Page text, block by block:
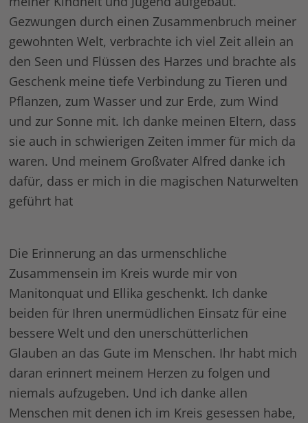
Gezwungen durch einen Zusammenbruch meiner
gewohnten Welt, verbrachte ich viel Zeit allein an
den Seen und Flüssen des Harzes und brachte als
Geschenk meine tiefe Verbindung zu Tieren und
Pflanzen, zum Wasser und zur Erde, zum Wind
und zur Sonne mit. Ich danke meinen Eltern, dass
sie auch in schwierigen Zeiten immer für mich da
waren. Und meinem Großvater Alfred danke ich
dafür, dass er mich in die magischen Naturwelten
geführt hat
Die Erinnerung an das urmenschliche
Zusammensein im Kreis wurde mir von
Manitonquat und Ellika geschenkt. Ich danke
beiden für Ihren unermüdlichen Einsatz für eine
bessere Welt und den unerschütterlichen
Glauben an das Gute im Menschen. Ihr habt mich
daran erinnert meinem Herzen zu folgen und
niemals aufzugeben. Und ich danke allen
Menschen mit denen ich im Kreis gesessen habe,